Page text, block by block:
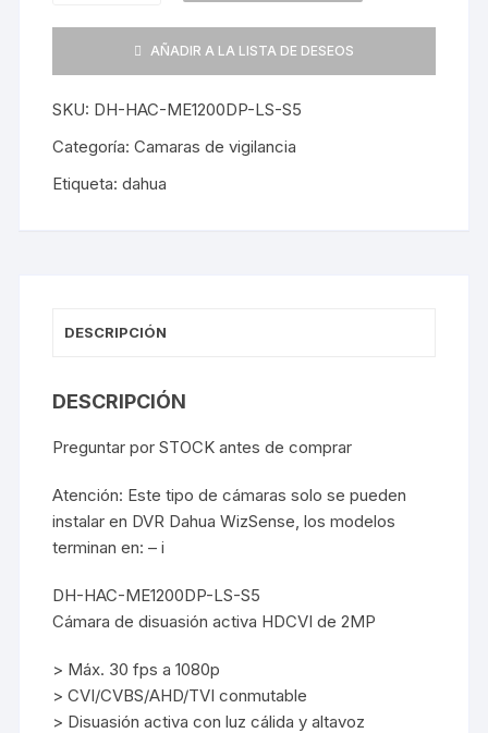
Pir
Sonido
cantidad
AÑADIR A LA LISTA DE DESEOS
SKU: DH-HAC-ME1200DP-LS-S5
Categoría:Camaras de vigilancia
Etiqueta:dahua
DESCRIPCIÓN
DESCRIPCIÓN
Preguntar por STOCK antes de comprar
Atención: Este tipo de cámaras solo se pueden
instalar en DVR Dahua WizSense, los modelos
terminan en: – i
DH-HAC-ME1200DP-LS-S5
Cámara de disuasión activa HDCVI de 2MP
> Máx. 30 fps a 1080p
> CVI/CVBS/AHD/TVI conmutable
> Disuasión activa con luz cálida y altavoz